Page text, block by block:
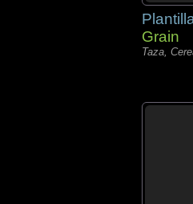
Grain
Taza,